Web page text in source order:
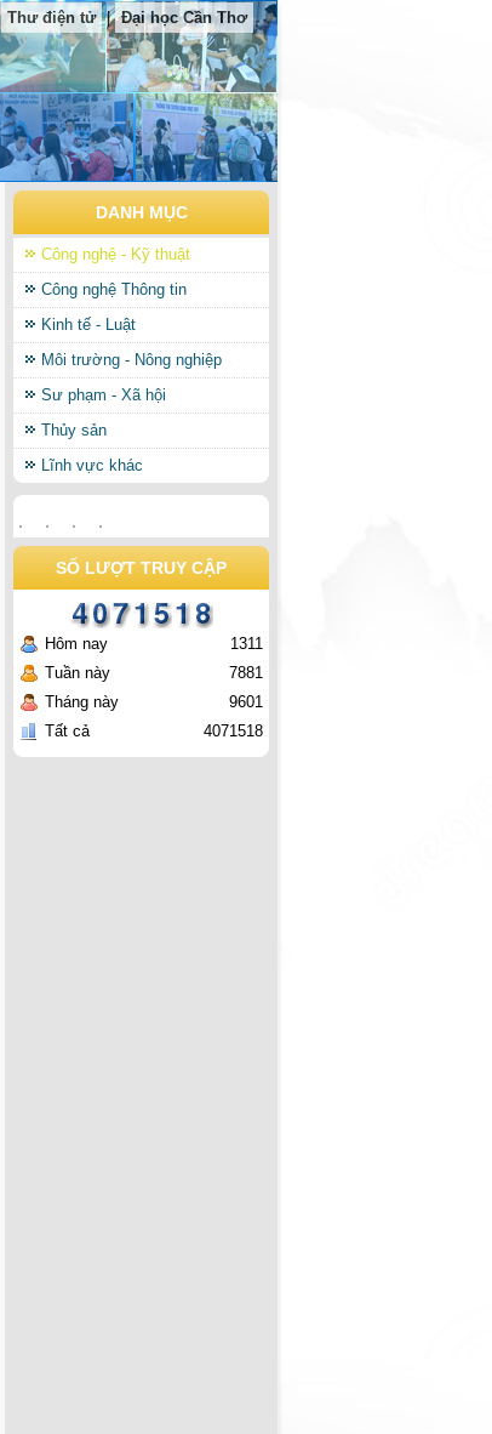
Thư điện tử | Đại học Cần Thơ
DANH MỤC
Công nghệ - Kỹ thuật
Công nghệ Thông tin
Kinh tế - Luật
Môi trường - Nông nghiệp
Sư phạm - Xã hội
Thủy sản
Lĩnh vực khác
SỐ LƯỢT TRUY CẬP
Hôm nay
Tuần này
Tháng này
Tất cả
1311
7881
9601
4071518